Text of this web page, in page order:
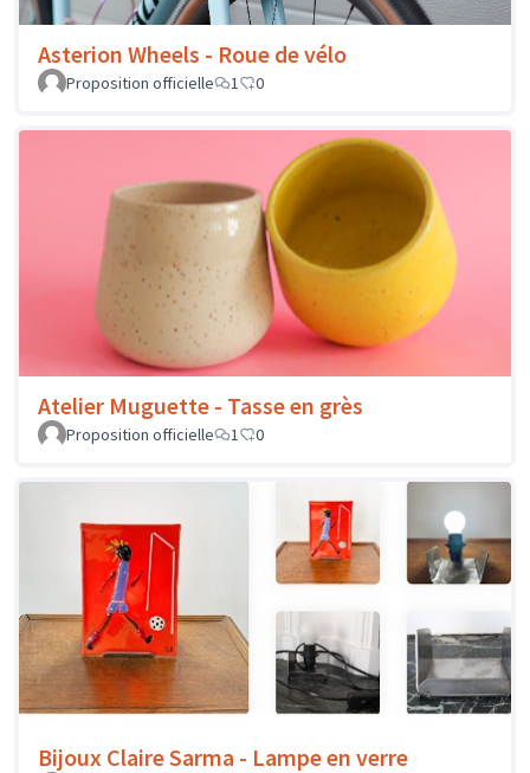
Asterion Wheels - Roue de vélo
Proposition officielle 1 0
Atelier Muguette - Tasse en grès
Proposition officielle 1 0
Bijoux Claire Sarma - Lampe en verre